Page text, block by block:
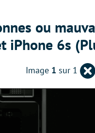
ou
iPhone 6s
Image 1 sur 1
à